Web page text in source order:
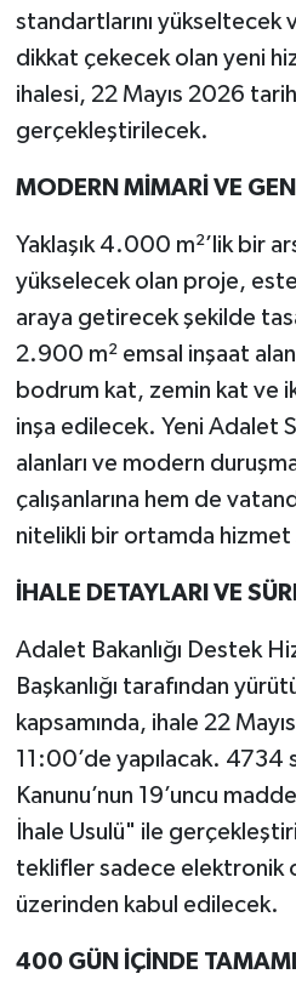
standartlarını yükseltecek
dikkat çekecek olan yeni
ihalesi, 22 Mayıs 2026
gerçekleştirilecek.
MODERN MİMARİ VE
Yaklaşık 4.000 m²’lik bir
yükselecek olan proje,
araya getirecek şekilde
2.900 m² emsal inşaat
bodrum kat, zemin kat ve
inşa edilecek. Yeni Adalet
alanları ve modern
çalışanlarına hem de
nitelikli bir ortamda hizmet
İHALE DETAYLARI VE
Adalet Bakanlığı Destek
Başkanlığı tarafından
kapsamında, ihale 22
11:00’de yapılacak. 4734
Kanunu’nun 19’uncu
İhale Usulü" ile
teklifler sadece elektronik
üzerinden kabul edilecek.
400 GÜN İÇİNDE